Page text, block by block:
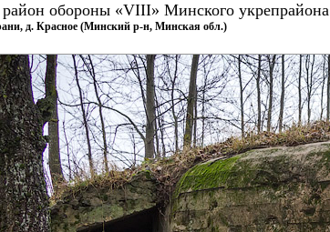
обороны «VIII» Минского укрепрайона
д. Красное (Минский р-н, Минская обл.)